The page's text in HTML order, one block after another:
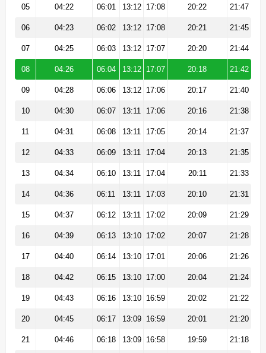
05 04:22 06:01 13:12 17:08 20:22 21:47
06 04:23 06:02 13:12 17:08 20:21 21:45
07 04:25 06:03 13:12 17:07 20:20 21:44
08 04:26 06:04 13:12 17:07 20:18 21:42
09 04:28 06:06 13:12 17:06 20:17 21:40
10 04:30 06:07 13:11 17:06 20:16 21:38
11 04:31 06:08 13:11 17:05 20:14 21:37
12 04:33 06:09 13:11 17:04 20:13 21:35
13 04:34 06:10 13:11 17:04 20:11 21:33
14 04:36 06:11 13:11 17:03 20:10 21:31
15 04:37 06:12 13:11 17:02 20:09 21:29
16 04:39 06:13 13:10 17:02 20:07 21:28
17 04:40 06:14 13:10 17:01 20:06 21:26
18 04:42 06:15 13:10 17:00 20:04 21:24
19 04:43 06:16 13:10 16:59 20:02 21:22
20 04:45 06:17 13:09 16:59 20:01 21:20
21 04:46 06:18 13:09 16:58 19:59 21:18